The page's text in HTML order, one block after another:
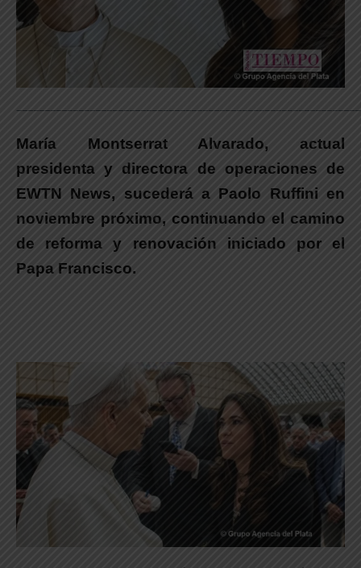
María Montserrat Alvarado, actual
presidenta y directora de operaciones de
EWTN News, sucederá a Paolo Ruffini en
noviembre próximo, continuando el camino
de reforma y renovación iniciado por el
Papa Francisco.